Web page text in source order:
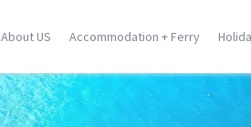
About US Accommodation + Ferry
Corse
Greek